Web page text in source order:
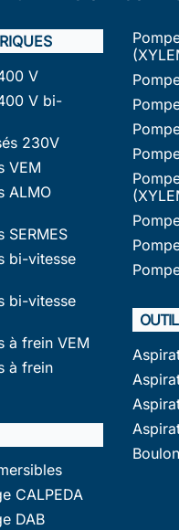
V
V bi-
230V
VEM
ALMO
SERMES
bi-vitesse
bi-vitesse
à frein VEM
à frein
CALPEDA
DAB